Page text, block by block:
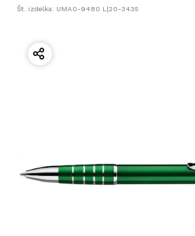
Št. izdelka: UMA0-9480 L|20-3435